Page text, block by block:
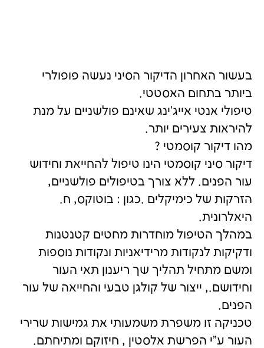
בעשור האחרון הדיקור הסיני נעשה פופולרי
ביותר בתחום האסטטי.
טיפולי אנטי אייג'ינג שאינם פולשניים על מנת
להיראות צעירים יותר.
מהו דיקור קוסמטי ?
דיקור סיני קוסמטי הינו טיפול להחייאת וחידוש
עור הפנים. ללא צורך בטיפולים פולשניים,
הזרקות של כימיקלים .כגון : בוטוקס, ח.
היאלרונית.
במהלך הטיפול מוחדרות מחטים קטנטנות
ודקיקות לנקודות מרידיאניות ונקודות נוספות
ומשם מתחיל תהליך שך ריענון תאי העור
וחידושם., ייצור של קולגן טבעי והחייאה של עור
הפנים.
טכניקה זו משפרת משמעותי את גמישות שרירי
העור ע"י הפרשת אלסטין , חיזוקם ומתיחתם.